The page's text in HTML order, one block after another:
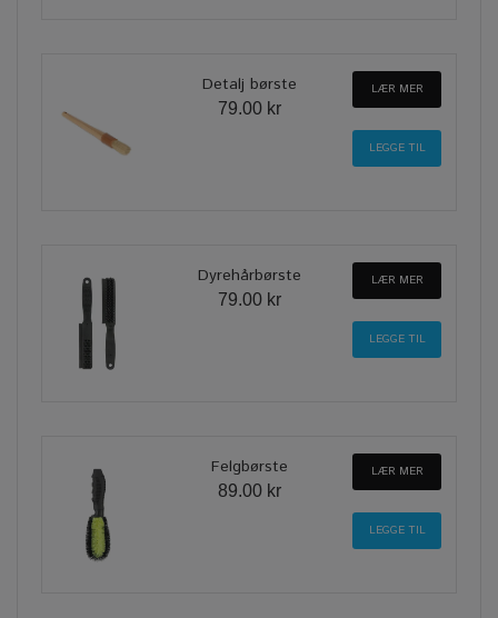
Detalj børste
79.00 kr
LÆR MER
Dyrehårbørste
79.00 kr
LÆR MER
Felgbørste
89.00 kr
LÆR MER